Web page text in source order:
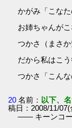
かがみ「こな
お姉ちゃんが
つかさ（まさ
だから私はこう
つかさ「こんな
20 名前： 以下、
稿日：2008/11/
―― キーンコー